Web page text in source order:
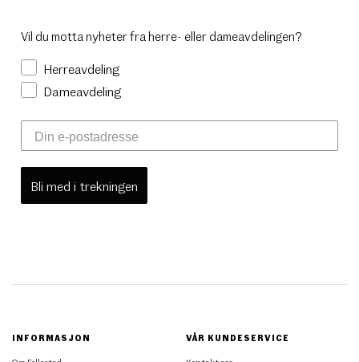
Vil du motta nyheter fra herre- eller dameavdelingen?
Herreavdeling
Dameavdeling
Bli med i trekningen
INFORMASJON VÅR KUNDESERVICE